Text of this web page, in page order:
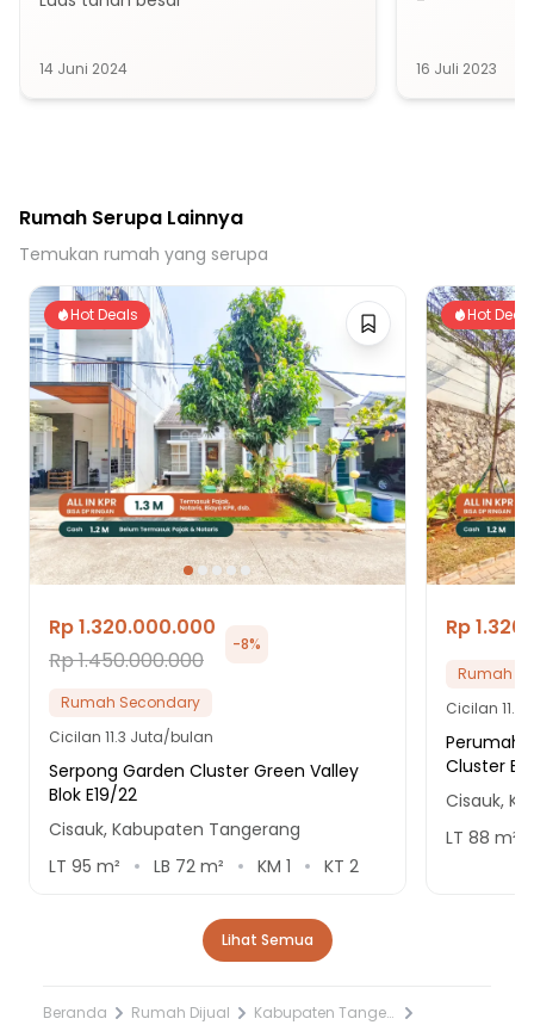
14 Juni 2024 16 Juli 2023
Rumah Serupa Lainnya
Temukan rumah yang serupa
Hot Deals
Rp 1.320.000.000
Rp 1.450.000.000
-8%
Rumah Secondary
Cicilan 11.3 Juta/bulan
Serpong Garden Cluster Green Valley
Blok E19/22
Cisauk, Kabupaten Tangerang
LT 95 m² LB 72 m² KM 1 KT 2
Hot Deals
Rp
Rumah
Cicilan
Cluster
Cisauk,
LT 88 m²
Lihat Semua
Beranda Rumah Dijual
Kabupaten Tangerang